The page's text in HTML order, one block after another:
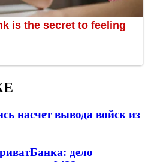
насчет вывода войск из
дело